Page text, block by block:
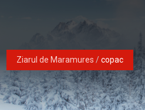
Ziarul de Maramures /copac